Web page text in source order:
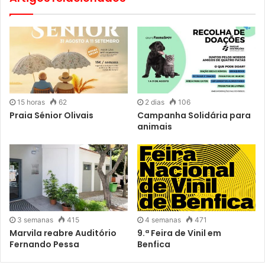
O Spacio Shopping convida todas as famílias a juntarem-
se a esta celebração dedicada aos avós — um dia pensado
para criar memórias especiais e reforçar os laços entre
gerações, num ambiente cheio de carinho, diversão e
tradição.
15 horas 62
Praia Sénior Olivais
2 dias 106
Campanha Solidária para
animais
3 semanas 415
Marvila reabre Auditório
Fernando Pessa
4 semanas 471
9.ª Feira de Vinil em
Benfica